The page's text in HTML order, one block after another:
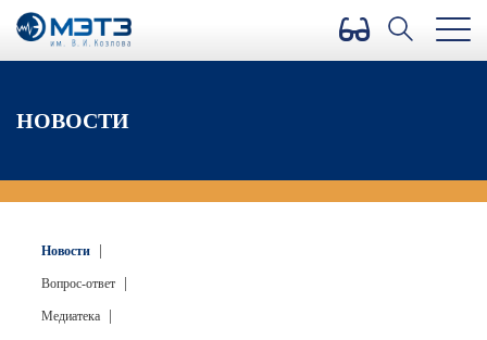
Версия для слабовидящих
НОВОСТИ
Новости
Вопрос-ответ
Медиатека